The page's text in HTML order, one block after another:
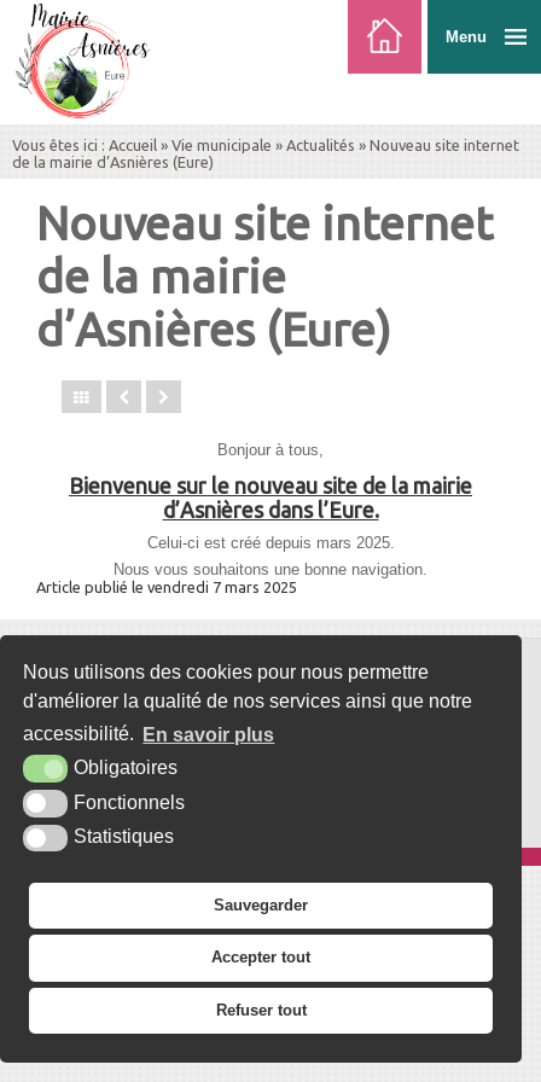
Nous utilisons des cookies pour nous permettre
d'améliorer la qualité de nos services ainsi que notre
accessibilité.
En savoir plus
Obligatoires
Fonctionnels
Statistiques
Sauvegarder
Accepter tout
Refuser tout
Menu
Vous êtes ici : Accueil » Vie municipale » Actualités » Nouveau site internet
de la mairie d’Asnières (Eure)
Nouveau site internet
de la mairie
d’Asnières (Eure)
Bonjour à tous,
Bienvenue sur le nouveau site de la mairie
d’Asnières dans l’Eure.
Celui-ci est créé depuis mars 2025.
Nous vous souhaitons une bonne navigation.
Article publié le vendredi 7 mars 2025
Mairie d'Asnières
12 Place de la Mairie - 27260 Asnières
Tél. 02 32 46 38 56
Plan du site